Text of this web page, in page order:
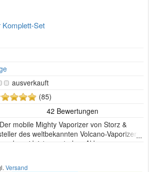
Komplett-Set
ausverkauft
5
Sternen!
(85)
mobile Mighty Vaporizer von Storz &
des weltbekannten Volcano-Vaporizers
zwei leistungsstarken Akkus.
Versand